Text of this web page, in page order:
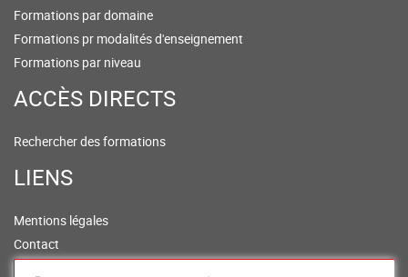
Formations par domaine
Formations pr modalités d'enseignement
Formations par niveau
ACCÈS DIRECTS
Rechercher des formations
LIENS
Mentions légales
Contact